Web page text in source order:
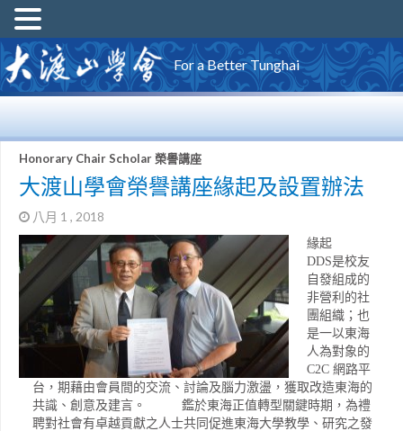
For a Better Tunghai
Honorary Chair Scholar 榮譽講座
大渡山學會榮譽講座緣起及設置辦法
八月 1 , 2018
緣起
DDS是校友
自發組成的
非營利的社
團組織；也
是一以東海
人為對象的
C2C 網路平
台，期藉由會員間的交流、討論及腦力激盪，獲取改造東海的
共識、創意及建言。 鑑於東海正值轉型關鍵時期，為禮
聘對社會有卓越貢獻之人士共同促進東海大學教學、研究之發